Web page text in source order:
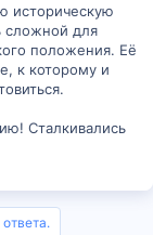
историческую
сложной для
положения. Её
к которому и
Сталкивались